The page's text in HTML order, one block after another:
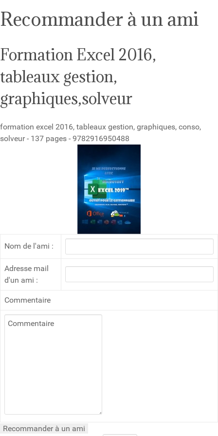
Recommander à un ami
Formation Excel 2016,
tableaux gestion,
graphiques,solveur
formation excel 2016, tableaux gestion, graphiques, conso,
solveur - 137 pages - 9782916950488
Nom de l'ami :
Adresse mail
d'un ami :
Commentaire